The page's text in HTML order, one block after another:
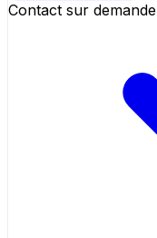
Contact sur demande